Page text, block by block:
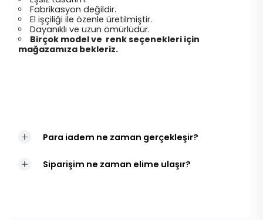
Fabrikasyon değildir.
El işçiliği ile özenle üretilmiştir.
Dayanıklı ve uzun ömürlüdür.
Birçok model ve renk seçenekleri için
mağazamıza bekleriz.
Para iadem ne zaman gerçekleşir?
Siparişim ne zaman elime ulaşır?